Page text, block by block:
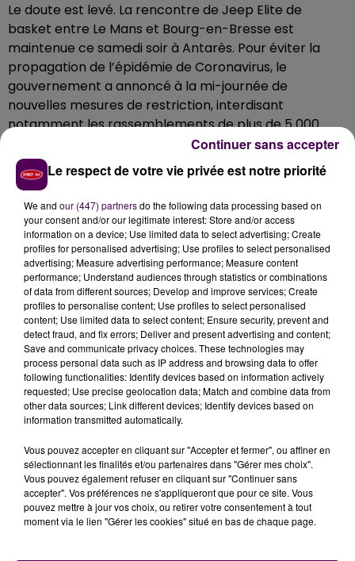
Le doute est levé. La rencontre de Jeep Elite de
basket entre Le Mans et Bourg-en-Bresse est
maintenue ce samedi soir à Antarès. Pour éviter la
propagation de l’épidémie de Coronavirus, le
gouvernement a annoncé à la mi-journée de
nouvelles mesures de restriction, interdisant
notamment les rassemblements de plus de 5 000
personnes en milieu confiné. Pour éviter de tomber
sous le coup de cette restriction, le MSB a décidé de
limiter la jauge de la salle Antarès. Tous les
spectateurs déjà munis d’un billet pourront donc être
accueilli normalement, en revanche aucun autre
ticket ne sera vendu au guichet avant le coup d’envoi
du match.
�x0C'est officiel, le match face à la
@JLBourgBasketest maintenu, mais il n'y a plus
possibilité d'acheter des places pour le match.
— MSB_Officiel (@MSB_Officiel)February 29, 2020
Le respect de votre vie privée est notre priorité
We and our (447) partnersdo the following data processing based on
your consent and/or our legitimate interest: Store and/or access
information on a device; Use limited data to select advertising; Create
profiles for personalised advertising; Use profiles to select personalised
advertising; Measure advertising performance; Measure content
performance; Understand audiences through statistics or combinations
of data from different sources; Develop and improve services; Create
profiles to personalise content; Use profiles to select personalised
content; Use limited data to select content; Ensure security, prevent and
detect fraud, and fix errors; Deliver and present advertising and content;
Save and communicate privacy choices. These technologies may
process personal data such as IP address and browsing data to offer
following functionalities: Identify devices based on information actively
requested; Use precise geolocation data; Match and combine data from
other data sources; Link different devices; Identify devices based on
information transmitted automatically.
Vous pouvez accepter en cliquant sur "Accepter et fermer", ou affiner en
sélectionnant les finalités et/ou partenaires dans "Gérer mes choix".
Vous pouvez également refuser en cliquant sur "Continuer sans
accepter". Vos préférences ne s'appliqueront que pour ce site. Vous
pouvez mettre à jour vos choix, ou retirer votre consentement à tout
moment via le lien "Gérer les cookies" situé en bas de chaque page.
Continuer sans accepter